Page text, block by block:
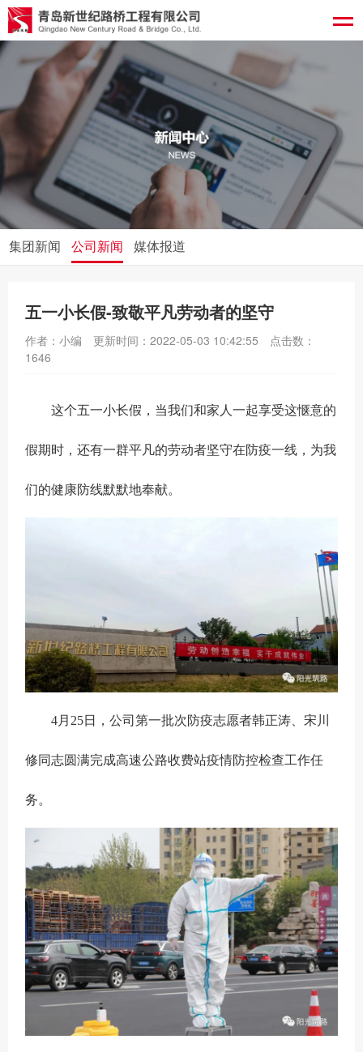
集团新闻 公司新闻 媒体报道
五一小长假-致敬平凡劳动者的坚守
作者：小编 更新时间：2022-05-03 10:42:55
点击数：
1646
这个五一小长假，当我们和家人一起享受这惬意的
假期时，还有一群平凡的劳动者坚守在防疫一线，为我
们的健康防线默默地奉献。
4月25日，公司第一批次防疫志愿者韩正涛、宋川
修同志圆满完成高速公路收费站疫情防控检查工作任
务。